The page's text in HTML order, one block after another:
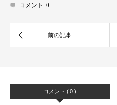
コメント: 0
コメント ( 0 )